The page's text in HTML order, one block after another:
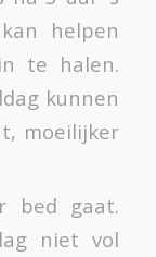
helpen
te halen.
kunnen
moeilijker
bed gaat.
niet vol